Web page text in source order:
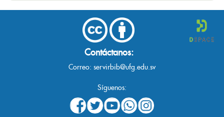
Contáctanos:
Correo: servirbib@ufg.edu.sv
Síguenos: